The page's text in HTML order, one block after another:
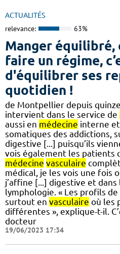
ACTUALITÉS
relevance: 63%
Manger équilibré,
faire un régime,
d'équilibrer ses
quotidien !
de Montpellier depuis
intervient dans le service de
aussi en médecine interne
somatiques des addictions,
digestive [...] puisqu’ils
vois également les patients
médecine vasculaire
médical, je les vois une fois
j’affine [...] digestive et dans
lymphologie. « Les profils
surtout en vasculaire où les
différentes », explique-t-il.
docteur
19/06/2023 17:34